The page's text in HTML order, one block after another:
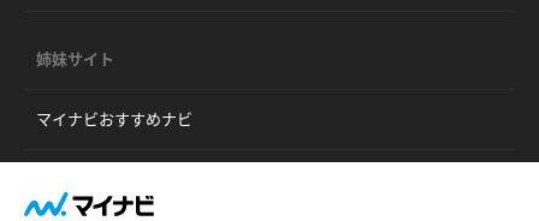
姉妹サイト
マイナビおすすめナビ